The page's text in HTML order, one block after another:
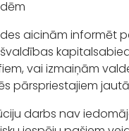
aicinām informēt
vai izmaiņām
pārspriestajiem
darbs nav